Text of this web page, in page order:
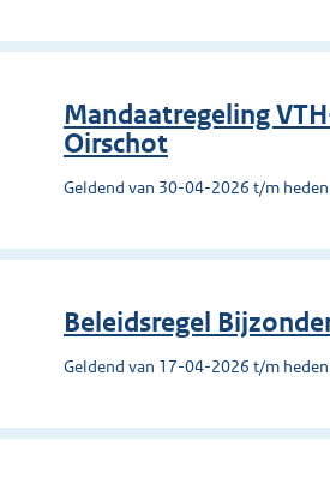
Mandaatregeling
Oirschot
Geldend van 30-04-2026 t/m heden
Beleidsregel
Geldend van 17-04-2026 t/m